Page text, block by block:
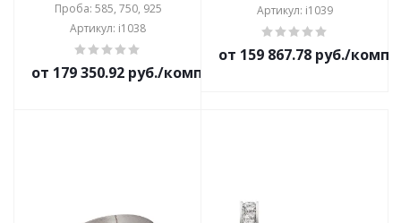
Проба: 585, 750, 925
Артикул: i1038
от 179 350.92 руб./комплект
Артикул: i1039
от 159 867.78 руб./